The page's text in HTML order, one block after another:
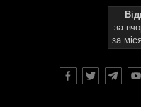
за
за